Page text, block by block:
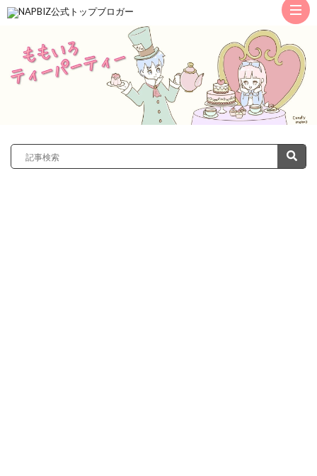
ト
ッ
プ
サ
レ